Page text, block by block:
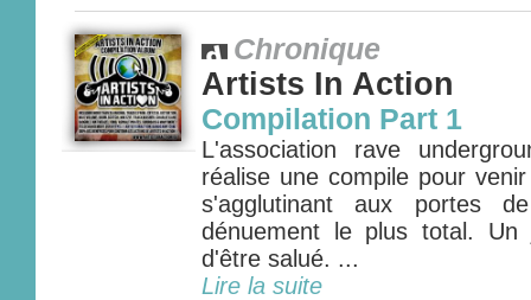
Chronique
Artists In Action
Compilation Part 1
L'association rave
réalise une compile pour
s'agglutinant aux portes
dénuement le plus total.
d'être salué. ...
Lire la suite